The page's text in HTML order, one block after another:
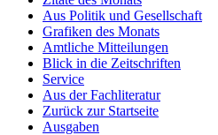
Aus Politik und Gesellschaft
Grafiken des Monats
Amtliche Mitteilungen
Blick in die Zeitschriften
Service
Aus der Fachliteratur
Zurück zur Startseite
Ausgaben